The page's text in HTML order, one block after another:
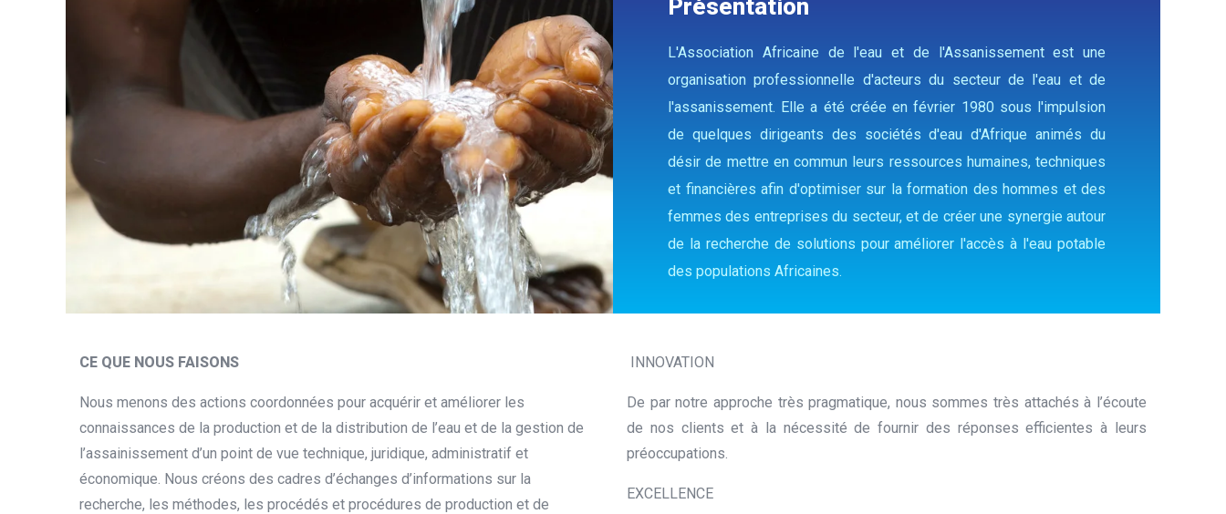
Présentation
L'Association Africaine de l'eau et de l'Assanissement est une
organisation professionnelle d'acteurs du secteur de l'eau et de
l'assanissement. Elle a été créée en février 1980 sous l'impulsion
de quelques dirigeants des sociétés d'eau d'Afrique animés du
désir de mettre en commun leurs ressources humaines, techniques
et financières afin d'optimiser sur la formation des hommes et des
femmes des entreprises du secteur, et de créer une synergie autour
de la recherche de solutions pour améliorer l'accès à l'eau potable
des populations Africaines.
CE QUE NOUS FAISONS
Nous menons des actions coordonnées pour acquérir et améliorer les
connaissances de la production et de la distribution de l’eau et de la gestion de
l’assainissement d’un point de vue technique, juridique, administratif et
économique. Nous créons des cadres d’échanges d’informations sur la
recherche, les méthodes, les procédés et procédures de production et de
INNOVATION
De par notre approche très pragmatique, nous sommes très attachés à l’écoute
de nos clients et à la nécessité de fournir des réponses efficientes à leurs
préoccupations.
EXCELLENCE